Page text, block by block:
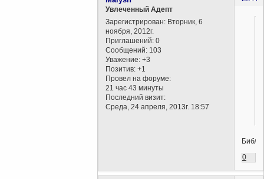
Увлеченный Адепт
Зарегистрирован: Вторник, 6
ноября, 2012г.
Приглашений: 0
Сообщений: 103
Уважение: +3
Позитив: +1
Провел на форуме:
21 час 43 минуты
Последний визит:
Среда, 24 апреля, 2013г. 18:57
0